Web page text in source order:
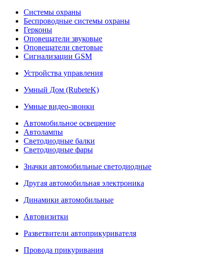
Системы охраны
Беспроводные системы охраны
Герконы
Оповещатели звуковые
Оповещатели световые
Сигнализации GSM
Устройства управления
Умный Дом (RubeteK)
Умные видео-звонки
Автомобильное освещение
Автолампы
Светодиодные балки
Светодиодные фары
Значки автомобильные светодиодные
Другая автомобильная электроника
Динамики автомобильные
Автовизитки
Разветвители автоприкуривателя
Провода прикуривания